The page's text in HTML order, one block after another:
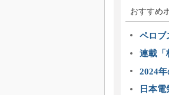
おすすめ
ペロブ
連載「
2024
日本